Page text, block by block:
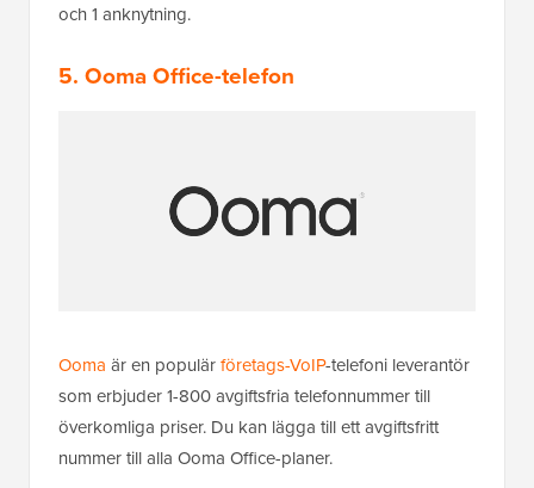
och 1 anknytning.
5. Ooma Office-telefon
Ooma är en populärföretags-VoIP-telefoni leverantör
som erbjuder 1-800 avgiftsfria telefonnummer till
överkomliga priser. Du kan lägga till ett avgiftsfritt
nummer till alla Ooma Office-planer.